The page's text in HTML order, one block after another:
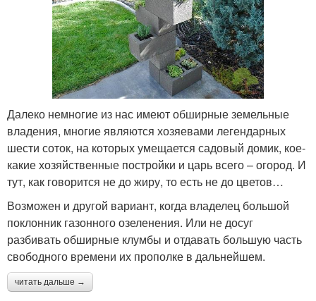
Далеко немногие из нас имеют обширные земельные
владения, многие являются хозяевами легендарных
шести соток, на которых умещается садовый домик, кое-
какие хозяйственные постройки и царь всего – огород. И
тут, как говорится не до жиру, то есть не до цветов…
Возможен и другой вариант, когда владелец большой
поклонник газонного озеленения. Или не досуг
разбивать обширные клумбы и отдавать большую часть
свободного времени их прополке в дальнейшем.
читать дальше →